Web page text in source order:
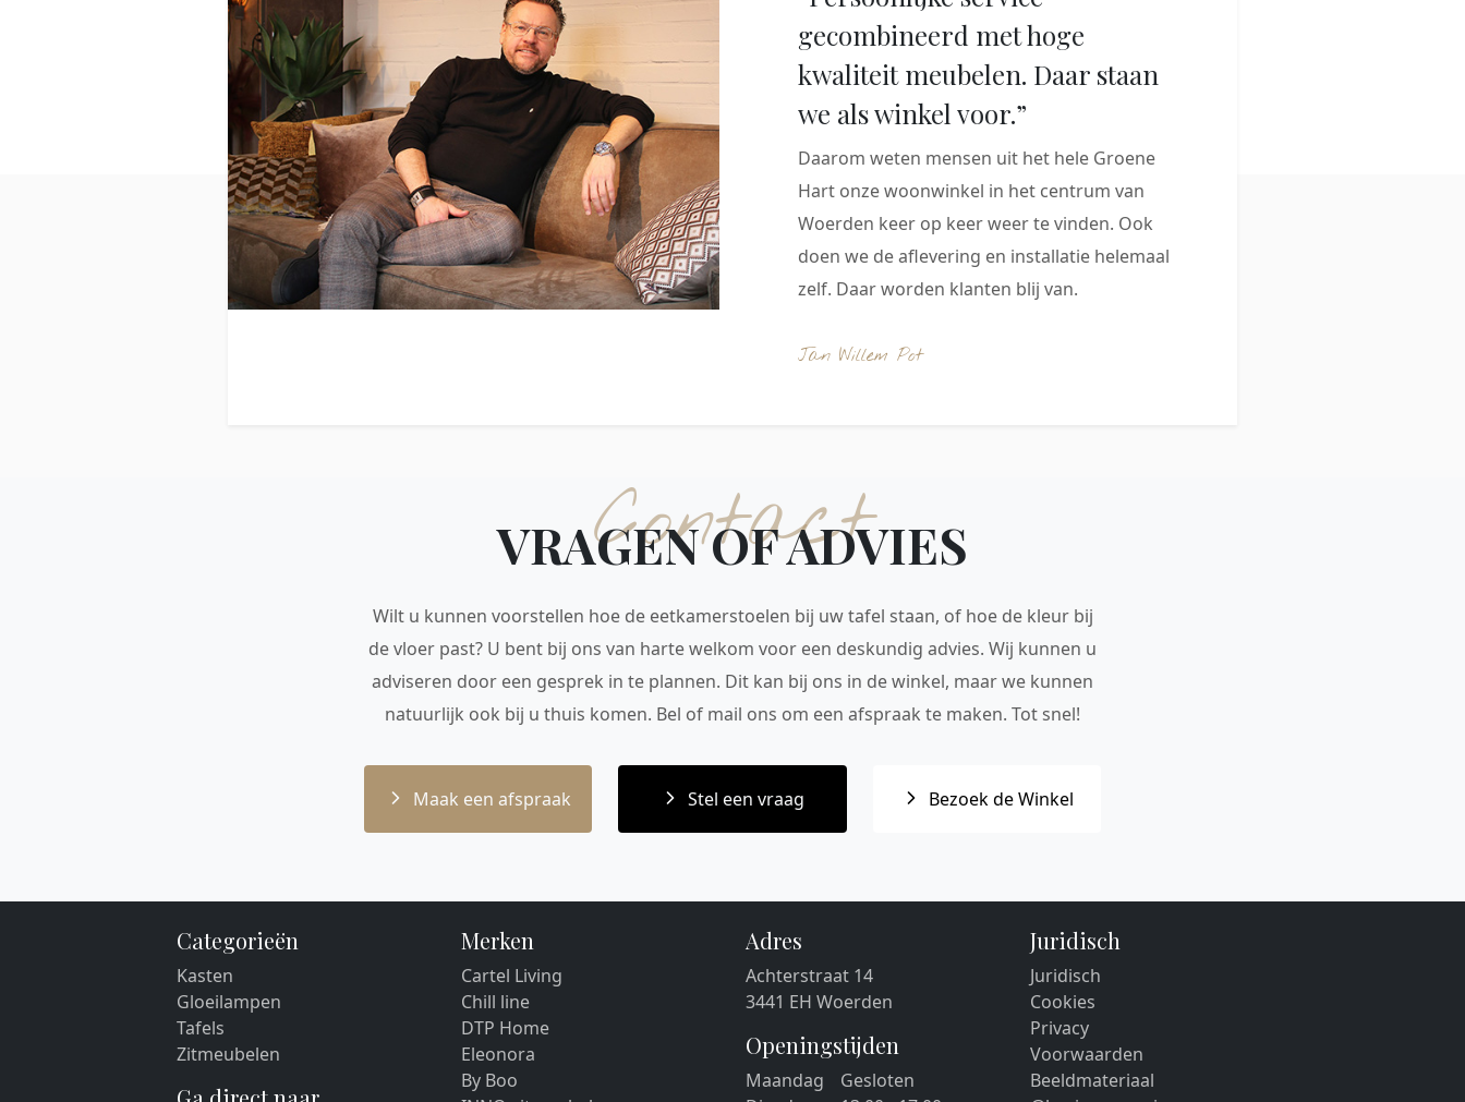
gecombineerd met hoge
kwaliteit meubelen. Daar staan
we als winkel voor.”
Daarom weten mensen uit het hele Groene
Hart onze woonwinkel in het centrum van
Woerden keer op keer weer te vinden. Ook
doen we de aflevering en installatie helemaal
zelf. Daar worden klanten blij van.
Jan Willem Pot
Contact
VRAGEN OF ADVIES
Wilt u kunnen voorstellen hoe de eetkamerstoelen bij uw tafel staan, of hoe de kleur bij
de vloer past? U bent bij ons van harte welkom voor een deskundig advies. Wij kunnen u
adviseren door een gesprek in te plannen. Dit kan bij ons in de winkel, maar we kunnen
natuurlijk ook bij u thuis komen. Bel of mail ons om een afspraak te maken. Tot snel!
Maak een afspraak Stel een vraag Bezoek de Winkel
Categorieën
Kasten
Gloeilampen
Tafels
Zitmeubelen
Merken
Cartel Living
Chill line
DTP Home
Eleonora
By Boo
Adres
Achterstraat 14
3441 EH Woerden
Openingstijden
Maandag
Gesloten
Juridisch
Juridisch
Cookies
Privacy
Voorwaarden
Beeldmateriaal